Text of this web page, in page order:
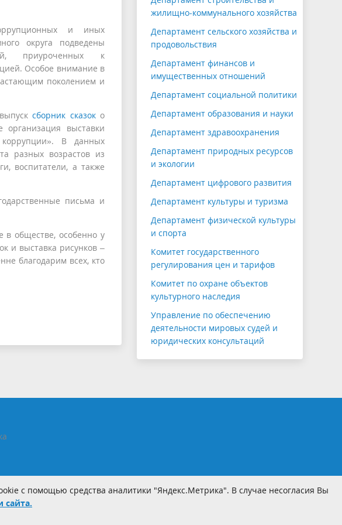
и иных
округа подведены
приуроченных к
Особое внимание в
поколением и
сборник сказоко
организация выставки
коррупции». В данных
разных возрастов из
воспитатели, а также
письма и
в обществе, особенно у
и выставка рисунков –
благодарим всех, кто
жилищно-коммунального хозяйства
Департамент сельского хозяйства и
продовольствия
Департамент финансов и
имущественных отношений
Департамент социальной политики
Департамент образования и науки
Департамент здравоохранения
Департамент природных ресурсов
и экологии
Департамент цифрового развития
Департамент культуры и туризма
Департамент физической культуры
и спорта
Комитет государственного
регулирования цен и тарифов
Комитет по охране объектов
культурного наследия
Управление по обеспечению
деятельности мировых судей и
юридических консультаций
с помощью средства аналитики "Яндекс.Метрика". В случае несогласия Вы
сайта.